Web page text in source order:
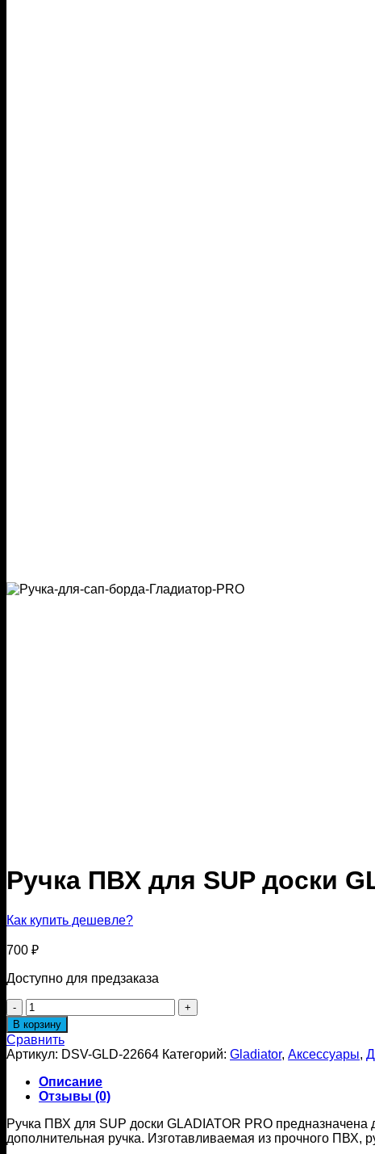
Ручка ПВХ для SUP доски
Как купить дешевле?
700 ₽
Доступно для предзаказа
Количество
товара
Ручка
ПВХ
для
SUP
доски
GLADIATOR
PRO
В корзину
Сравнить
Артикул: DSV-GLD-22664 Категорий: Gladiator, Аксессуары,
Описание
Отзывы (0)
Ручка ПВХ для SUP доски GLADIATOR PRO предназначена
дополнительная ручка. Изготавливаемая из прочного ПВХ,